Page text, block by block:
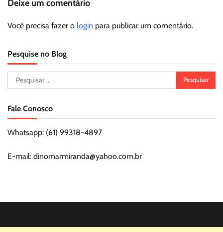
Deixe um comentário
Você precisa fazer o login para publicar um comentário.
Pesquise no Blog
Pesquisar
por:
Fale Conosco
Whatsapp: (61) 99318-4897
E-mail: dinomarmiranda@yahoo.com.br